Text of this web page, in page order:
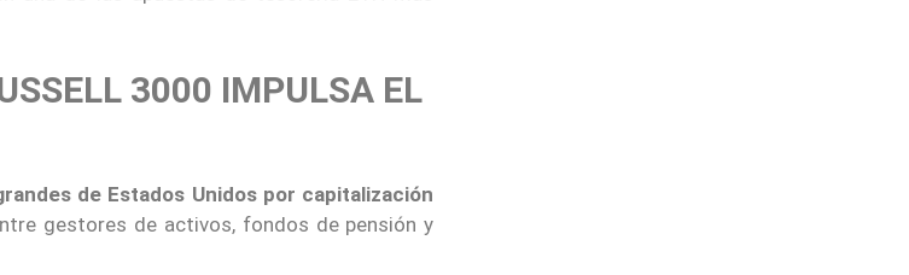
3000 IMPULSA EL
de Estados Unidos por capitalización
gestores de activos, fondos de pensión y